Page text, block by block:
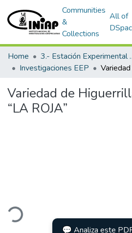
Communities
&
Collections
All of
Home
3.-
Investigaciones EEP
Variedad de
“LA ROJA”
💬 Analiza este